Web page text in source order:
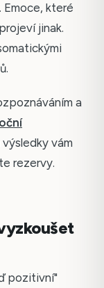
Emoce, které
jinak.
a
vám
rezervy.
pozitivní"